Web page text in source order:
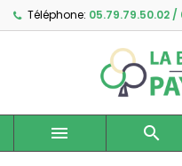
Téléphone: 05.79.79.50.02 /
 
Ajouter à ma
Créer une nouvelle
Créer une
Nom de la liste d'envies
Connexion
Vous devez être
à votre liste d'envies.